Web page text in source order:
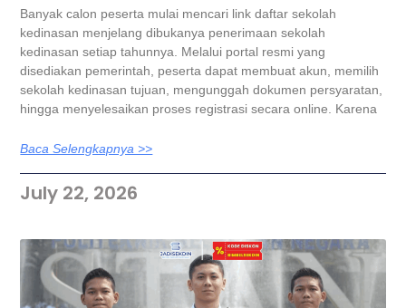
Banyak calon peserta mulai mencari link daftar sekolah
kedinasan menjelang dibukanya penerimaan sekolah
kedinasan setiap tahunnya. Melalui portal resmi yang
disediakan pemerintah, peserta dapat membuat akun, memilih
sekolah kedinasan tujuan, mengunggah dokumen persyaratan,
hingga menyelesaikan proses registrasi secara online. Karena
Baca Selengkapnya >>
July 22, 2026